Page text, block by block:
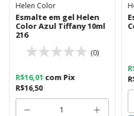
Helen Color
Esmalte em gel Helen
Color Azul Tiffany 10ml
216
(0)
R$16,50
R$16,01 com Pix